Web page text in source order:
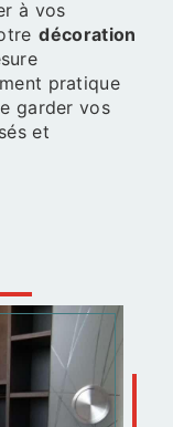
à vos
décoration
pratique
garder vos
et